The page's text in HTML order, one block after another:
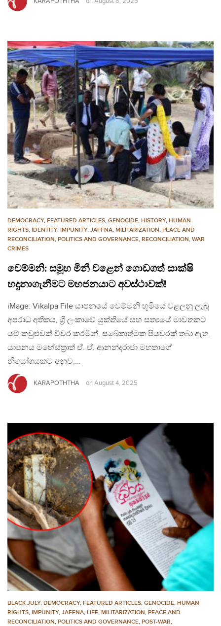
DEMOCRACY, FEATURED ARTICLES, GENOCIDE, HISTORY, HUMAN
RIGHTS, IDENTITY, IMPUNITY, JAFFNA, MILITARIZATION, PEACE AND
RECONCILIATION, POLITICS AND GOVERNANCE, RECONCILIATION, WAR
CRIMES
චෙම්මනි: සමූහ මිනී වළෙන් ගොඩගත් සාක්ෂි
හදුනාගැනීමට මහජනයාට අවස්ථාවක්! ‍
iMage: Vikalpa File යාපනයේ චෙම්මනි භූමියේ වළලනු ලැබූ
අපරාධ අතීතය, ශ්‍රී ලංකාවේ යුක්තියේ සහ සත්‍යයේ මාවතකට
යම් කවුළුවක් විවර කරමින්, සඛේතාත්මක පියවරක් තබා ඇත.
යාපනය මහේස්ත්‍රාත් ඒ. ඒ. ආනන්දරාජා මහතාගේ
නියෝගයකට අනුව,…
KARAPOTHTHA on August 4, 2025
BLACK JULY, DEMOCRACY, FEATURED ARTICLES, GENOCIDE, HUMAN
RIGHTS, IMPUNITY, JAFFNA, LIFE, MILITARIZATION, PEACE AND
RECONCILIATION, POLITICS AND GOVERNANCE, POST-WAR,